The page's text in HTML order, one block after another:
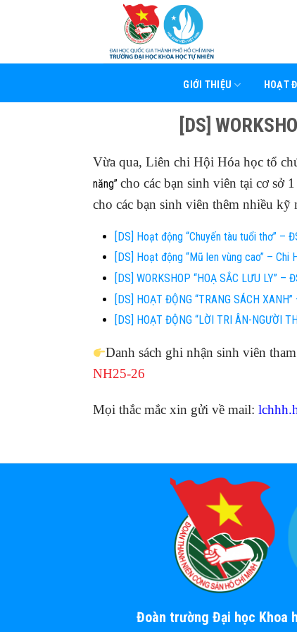
GIỚI THIỆU HOẠT
[DS]
Vừa qua, Liên chi Hội Hóa học tổ
năng” cho các bạn sinh viên tại cơ
cho các bạn sinh viên thêm nhiều kỹ
[DS] Hoạt động “Chuyến tàu tuổi thơ” –
[DS] Hoạt động “Mũ len vùng cao” – Chi
[DS] WORKSHOP “HOẠ SẮC LƯU LY” –
[DS] HOẠT ĐỘNG “TRANG SÁCH
[DS] HOẠT ĐỘNG “LỜI TRI ÂN-NGƯỜI
Danh sách ghi nhận sinh viên
NH25-26
Mọi thắc mắc xin gửi về mail:
Đoàn trường Đại học Khoa